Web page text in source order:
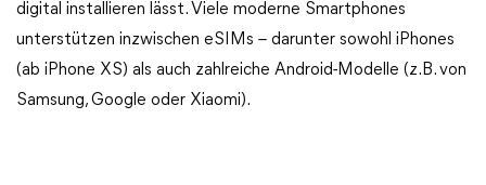
digital installieren lässt. Viele moderne Smartphones
unterstützen inzwischen eSIMs – darunter sowohl iPhones
(ab iPhone XS) als auch zahlreiche Android-Modelle (z. B. von
Samsung, Google oder Xiaomi).